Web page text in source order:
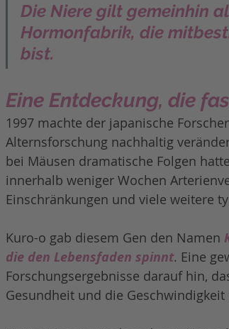
Die Niere gilt gemeinhin
Hormonfabrik, die
bist.
Eine Entdeckung, die
1997 machte der japanische
Alternsforschung nachhaltig
bei Mäusen dramatische Folgen
innerhalb weniger Wochen
Einschränkungen und viele weitere
Kuro-o gab diesem Gen den Namen
die den Lebensfaden spinnt. Eine
Forschungsergebnisse darauf hin,
Gesundheit und die